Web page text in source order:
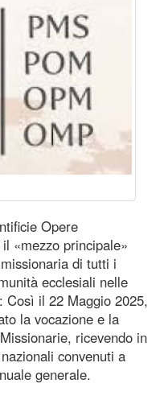
Opere
«mezzo principale»
di tutti i
ecclesiali nelle
Così il 22 Maggio 2025,
la vocazione e la
ricevendo in
convenuti a
generale.